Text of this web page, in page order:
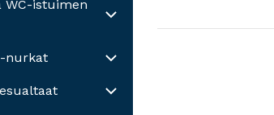
WC-istuimen
nurkat